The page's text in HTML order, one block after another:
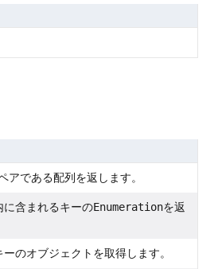
アである配列を返します。
に含まれるキーのEnumerationを返
のオブジェクトを取得します。